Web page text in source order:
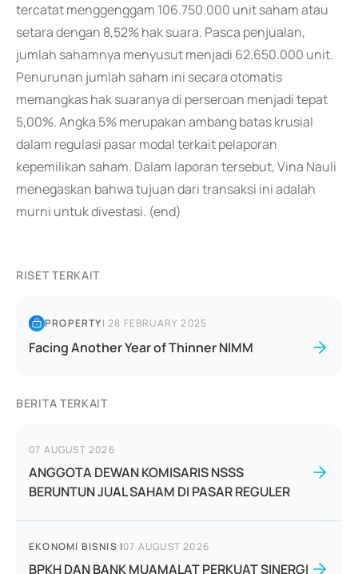
tercatat menggenggam 106.750.000 unit saham atau
setara dengan 8,52% hak suara. Pasca penjualan,
jumlah sahamnya menyusut menjadi 62.650.000 unit.
Penurunan jumlah saham ini secara otomatis
memangkas hak suaranya di perseroan menjadi tepat
5,00%. Angka 5% merupakan ambang batas krusial
dalam regulasi pasar modal terkait pelaporan
kepemilikan saham. Dalam laporan tersebut, Vina Nauli
menegaskan bahwa tujuan dari transaksi ini adalah
murni untuk divestasi. (end)
RISET TERKAIT
PROPERTY|28 FEBRUARY 2025
Facing Another Year of Thinner NIMM
BERITA TERKAIT
07 AUGUST 2026
ANGGOTA DEWAN KOMISARIS NSSS
BERUNTUN JUAL SAHAM DI PASAR REGULER
EKONOMI BISNIS |07 AUGUST 2026
BPKH DAN BANK MUAMALAT PERKUAT SINERGI